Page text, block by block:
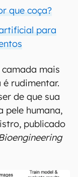
que coça?
para
mais
rudimentar.
de que sua
pele humana,
publicado